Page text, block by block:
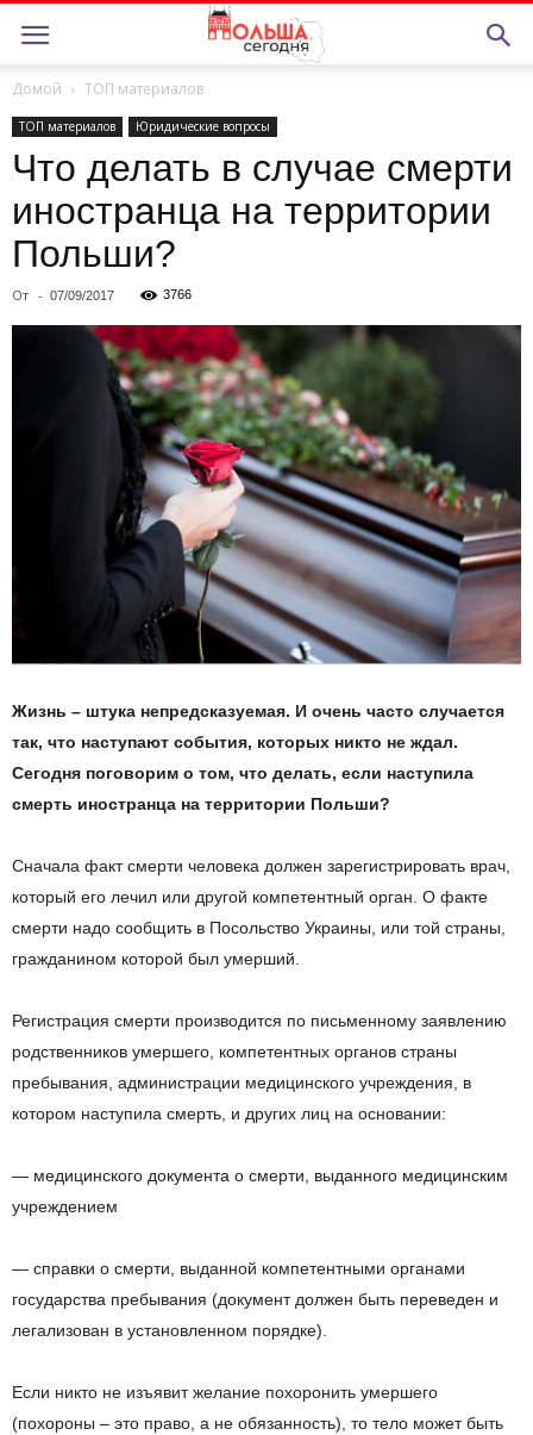
Домой ТОП материалов
ТОП материалов Юридические вопросы
Что делать в случае смерти
иностранца на территории
Польши?
От - 07/09/2017 3766
Жизнь – штука непредсказуемая. И очень часто случается
так, что наступают события, которых никто не ждал.
Сегодня поговорим о том, что делать, если наступила
смерть иностранца на территории Польши?
Сначала факт смерти человека должен зарегистрировать врач,
который его лечил или другой компетентный орган. О факте
смерти надо сообщить в Посольство Украины, или той страны,
гражданином которой был умерший.
Регистрация смерти производится по письменному заявлению
родственников умершего, компетентных органов страны
пребывания, администрации медицинского учреждения, в
котором наступила смерть, и других лиц на основании:
— медицинского документа о смерти, выданного медицинским
учреждением
— справки о смерти, выданной компетентными органами
государства пребывания (документ должен быть переведен и
легализован в установленном порядке).
Если никто не изъявит желание похоронить умершего
(похороны – это право, а не обязанность), то тело может быть